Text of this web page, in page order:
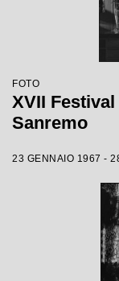
FOTO
XVII
Sanremo
23 GENNAIO 1967 -